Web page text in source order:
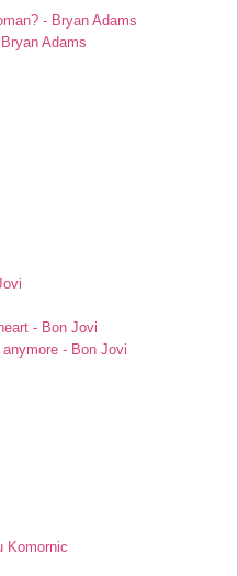
- Bryan Adams
Adams
- Bon Jovi
- Bon Jovi
Komornic